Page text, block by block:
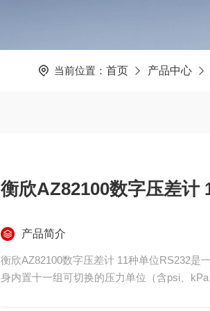
当前位置： 首页 产品中心
衡欣AZ82100数字压差计
产品简介
衡欣AZ82100数字压差计 11种单位RS232是
身内置十一组可切换的压力单位（含psi、